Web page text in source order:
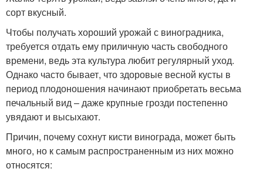
сорт вкусный.
Чтобы получать хороший урожай с виноградника,
требуется отдать ему приличную часть свободного
времени, ведь эта культура любит регулярный уход.
Однако часто бывает, что здоровые весной кусты в
период плодоношения начинают приобретать весьма
печальный вид – даже крупные грозди постепенно
увядают и высыхают.
Причин, почему сохнут кисти винограда, может быть
много, но к самым распространенным из них можно
относятся: